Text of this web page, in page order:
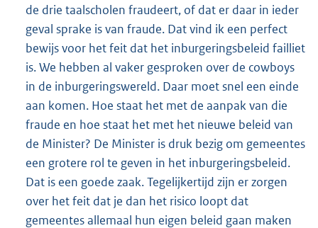
de drie taalscholen fraudeert, of dat er daar in ieder
geval sprake is van fraude. Dat vind ik een perfect
bewijs voor het feit dat het inburgeringsbeleid failliet
is. We hebben al vaker gesproken over de cowboys
in de inburgeringswereld. Daar moet snel een einde
aan komen. Hoe staat het met de aanpak van die
fraude en hoe staat het met het nieuwe beleid van
de Minister? De Minister is druk bezig om gemeentes
een grotere rol te geven in het inburgeringsbeleid.
Dat is een goede zaak. Tegelijkertijd zijn er zorgen
over het feit dat je dan het risico loopt dat
gemeentes allemaal hun eigen beleid gaan maken